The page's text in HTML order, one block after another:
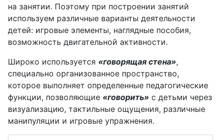
на занятии. Поэтому при построении занятий
используем различные варианты деятельности
детей: игровые элементы, наглядные пособия,
возможность двигательной активности.
Широко используется «говорящая стена»,
специально организованное пространство,
которое выполняет определенные педагогические
функции, позволяющие «говорить» с детьми через
визуализацию, тактильные ощущения, различные
манипуляции и игровые упражнения.